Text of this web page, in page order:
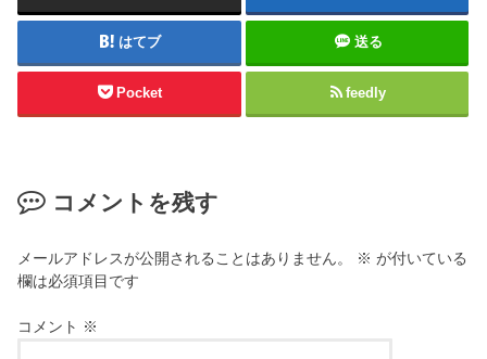
はてブ 送る
Pocket feedly
コメントを残す
メールアドレスが公開されることはありません。 ※ が付いている
欄は必須項目です
コメント ※